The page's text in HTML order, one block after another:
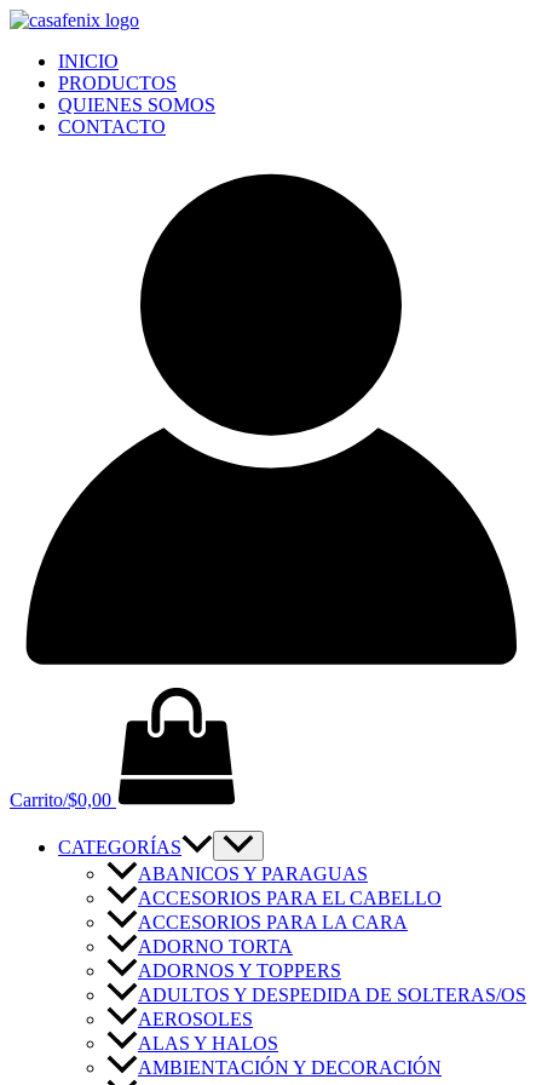
Ir
contenidoINICIO
PRODUCTOS
QUIENES SOMOS
CONTACTO
Carrito/$0,00
CATEGORÍAS
ABANICOS Y PARAGUAS
ACCESORIOS PARA EL CABELLO
ACCESORIOS PARA LA CARA
ADORNO TORTA
ADORNOS Y TOPPERS
ADULTOS Y DESPEDIDA DE SOLTERAS/OS
AEROSOLES
ALAS Y HALOS
AMBIENTACIÓN Y DECORACIÓN